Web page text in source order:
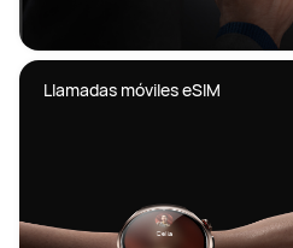
Llamadas móviles eSIM